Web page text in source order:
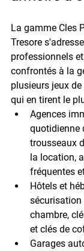
La gamme Cles
Tresore
professionnels
confrontés à la
plusieurs jeux
qui en tirent le
Agences
quotidienne
trousseaux
la location,
fréquentes
Hôtels et
sécurisation
chambre,
et clés de
Garages